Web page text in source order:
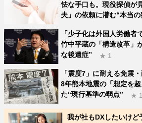
怯な手口も。現役探偵が
夫」の依頼に潜む“本当の
「少子化は外国人労働者
竹中平蔵の「構造改革」
な後遺症”
★ 1
「震度7」に耐える免震
8年熊本地震の「想定を
た“現行基準の弱点”
★ 1
我が社もDXしたいけ